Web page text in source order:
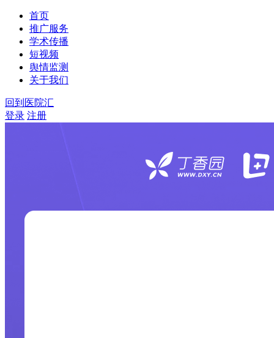
首页
推广服务
学术传播
短视频
舆情监测
关于我们
回到医院汇
登录 注册